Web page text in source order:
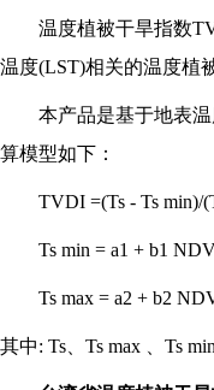
温度植被干旱指数
温度(LST)相关的温度植
本产品是基于地表
算模型如下：
TVDI =(Ts - Ts min)/
Ts min = a1 + b1
Ts max = a2 + b2
其中: Ts、Ts max 、Ts